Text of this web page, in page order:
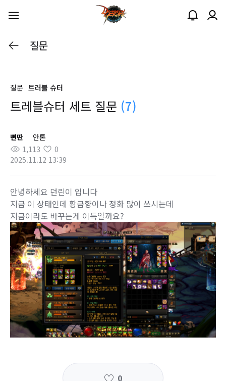
질문
질문 트러블 슈터
트레블슈터 세트 질문 (7)
뻔딴
안톤
1,113
0
2025.11.12 13:39
안녕하세요 던린이 입니다
지금 이 상태인데 황금향이나 정화 많이 쓰시는데
지금이라도 바꾸는게 이득일까요?
0